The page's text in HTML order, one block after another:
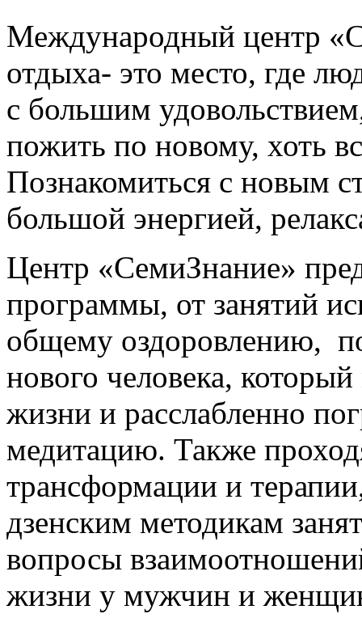
Международный центр
отдыха- это место, где
с большим
пожить по новому, хоть
Познакомиться с новым
большой энергией,
Центр «СемиЗнание»
программы, от занятий
общему оздоровлению,
нового человека,
жизни и расслабленно
медитацию. Также
трансформации и
дзенским методикам
вопросы
жизни у мужчин и